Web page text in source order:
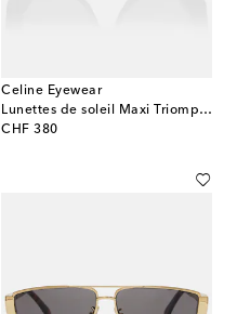
Celine Eyewear
Lunettes de soleil Maxi Triomphe rectangulaires
CHF 380
original price